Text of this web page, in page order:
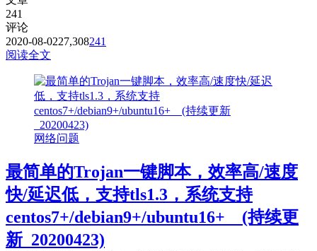
241
评论
2020-08-0227,308241
阅读全文
网络问题
最简单的Trojan一键脚本，效率高/速度
快/延迟低，支持tls1.3，系统支持
centos7+/debian9+/ubuntu16+ (持续更
新_20200423)